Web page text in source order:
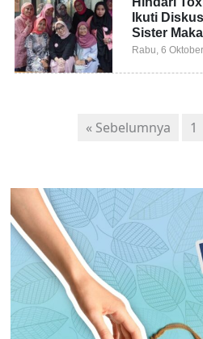
Ikuti
Sister
Rabu, 6
« Sebelumnya 1